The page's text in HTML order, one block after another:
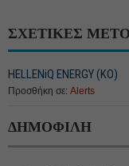
ΣΧΕΤΙΚΕΣ
HELLENiQ ENERGY (ΚΟ)
Προσθήκη σε: Alerts
ΔΗΜΟΦΙΛΗ